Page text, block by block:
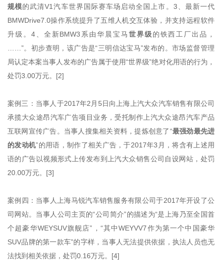
规模的武清V1汽车世界国际赛车场启动全国上市。3、最新一代
BMWDrive7.0操作系统提升了五维人机交互体验，并支持远程软件
升级。4、全新BMW3系由华晨宝马世界级的铁西工厂出品，
……”。初步查明，该广告是“三明信达宝马”发布的。市场监督管理
局认定本案当事人发布的广告属于使用“世界级”绝对化用语的行为，
处罚3.00万元。[2]
案例三：当事人于2017年2月5日向上海上汽大众汽车销售有限公司
承揽大众途昂汽车广告项目业务，受托制作上汽大众途昂汽车产品
互联网宣传广告。当事人搜集相关资料，提炼创意了“最强劲最先进
的发动机”的用语，制作了相关广告，于2017年3月，将含有上述用
语的广告以视频形式上传发布到上汽大众销售公司自设网站，处罚
20.00万元。[3]
案例四：当事人上海马锐汽车销售服务有限公司于2017年开设了公
司网站。当事人公司主页的“公司简介”的描述为“是上海乃至全国首
个超豪华WEYSUV旗舰店”，“其中WEYVV7作为第一个中国豪华
SUV品牌的第一款车”的字样，当事人无法提供依据，执法人员也无
法找到相关依据，处罚0.16万元。[4]